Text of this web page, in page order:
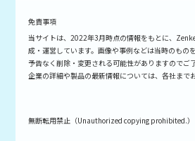
免責事項
当サイトは、2022年3月時点の情報をもとに、
成・運営しています。画像や事例などは当時のもの
予告なく削除・変更される可能性がありますのでご
企業の詳細や製品の最新情報については、各社まで
無断転用禁止（Unauthorized copying prohibited.）